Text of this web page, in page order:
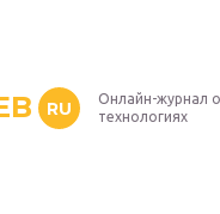
RU
Онлайн-журнал о
технологиях